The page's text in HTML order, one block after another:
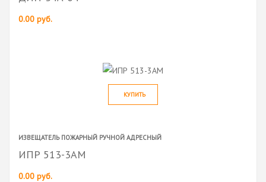
0.00 руб.
КУПИТЬ
ИЗВЕЩАТЕЛЬ ПОЖАРНЫЙ РУЧНОЙ АДРЕСНЫЙ
ИПР 513-3АМ
0.00 руб.